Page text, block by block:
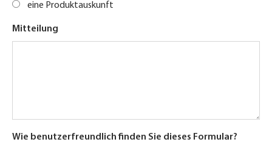
eine Produktauskunft
Mitteilung
Wie benutzerfreundlich finden Sie dieses Formular?